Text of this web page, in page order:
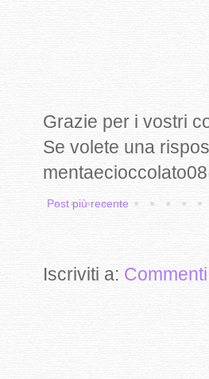
Grazie per i vostri
Se volete una
Post più recente
Iscriviti a: